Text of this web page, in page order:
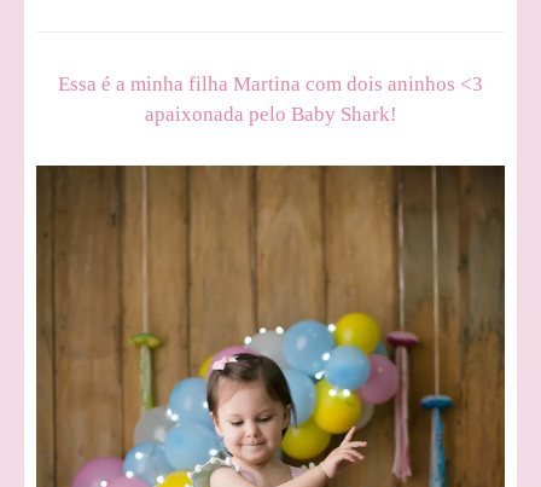
Essa é a minha filha Martina com dois aninhos <3
apaixonada pelo Baby Shark!